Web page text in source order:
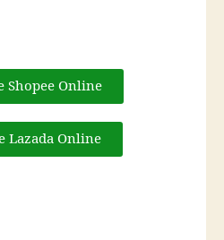
Shopee Online
Lazada Online